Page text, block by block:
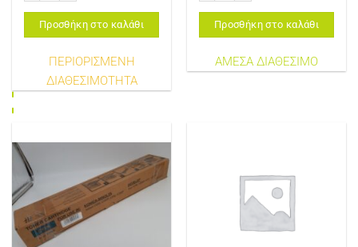
Προσθήκη στο καλάθι
ΠΕΡΙΟΡΙΣΜΕΝΗ
ΔΙΑΘΕΣΙΜΟΤΗΤΑ
Προσθήκη στο καλάθι
ΑΜΕΣΑ ΔΙΑΘΕΣΙΜΟ